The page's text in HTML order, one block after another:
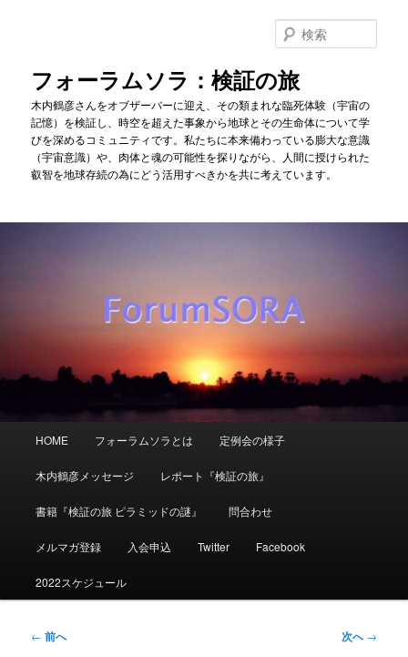
フォーラムソラ：検証の旅
木内鶴彦さんをオブザーバーに迎え、その類まれな臨死体験（宇宙の
記憶）を検証し、時空を超えた事象から地球とその生命体について学
びを深めるコミュニティです。私たちに本来備わっている膨大な意識
（宇宙意識）や、肉体と魂の可能性を探りながら、人間に授けられた
叡智を地球存続の為にどう活用すべきかを共に考えています。
索
HOME フォーラムソラとは 定例会の様子
木内鶴彦メッセージ レポート『検証の旅』
書籍『検証の旅 ピラミッドの謎』 問合わせ
メルマガ登録 入会申込 Twitter Facebook
2022スケジュール
投
← 前へ 次へ→